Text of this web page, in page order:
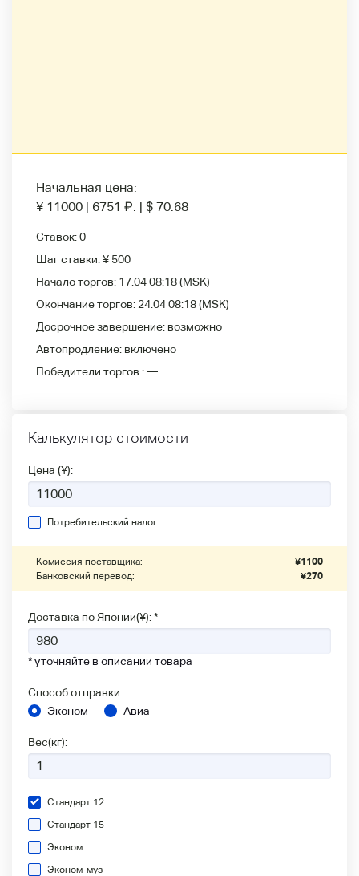
Начальная цена:
¥ 11000 | 6751 ₽. | $ 70.68
Ставок:0
Шаг ставки:¥ 500
Начало торгов: 17.04 08:18(MSK)
Окончание торгов: 24.04 08:18(MSK)
Досрочное завершение: возможно
Автопродление: включено
Победители
торгов :—
Калькулятор стоимости
Цена (¥):
Потребительский налог
Комиссия поставщика: ¥1100
Банковский перевод:
¥270
Доставка по Японии(¥): *
* уточняйте в описании товара
Способ отправки:
Эконом
Авиа
Вес(кг):
Стандарт 12
Стандарт 15
Эконом
Эконом-муз